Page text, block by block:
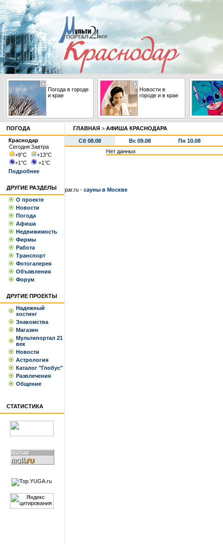
Погода в городе
и крае
Новости в
городе и в крае
ПОГОДА
Краснодар
СегодняЗавтра
+9°С +13°С
+1°С +1°С
Подробнее
ДРУГИЕ РАЗДЕЛЫ
О проекте
Новости
Погода
Афиша
Недвижимость
Фирмы
Работа
Транспорт
Фотогалерея
Объявления
Форум
ДРУГИЕ ПРОЕКТЫ
Надежный
хостинг
Знакомства
Магазин
Мультипортал 21
век
Новости
Астрология
Каталог "Глобус"
Развлечения
Общение
СТАТИСТИКА
ГЛАВНАЯ > АФИША КРАСНОДАРА
Сб 08.08 Вс 09.08
Пн 10.08
Нет данных
par.ru - сауны в Москве